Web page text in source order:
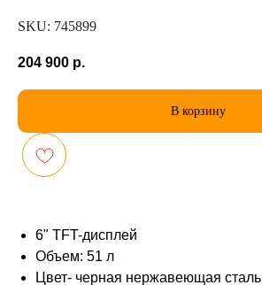
SKU: 745899
204 900 р.
В корзину
6" TFT-дисплей
Объем: 51 л
Цвет- черная нержавеющая сталь